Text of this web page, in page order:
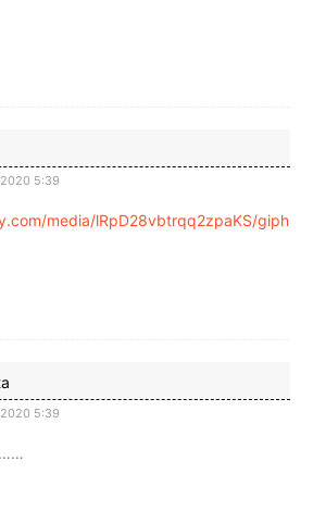
5:39
media/lRpD28vbtrqq2zpaKS/giph
5:39